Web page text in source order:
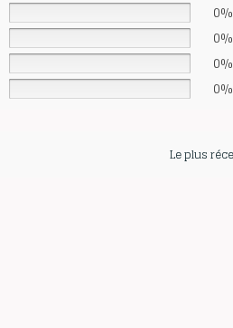
0%
0%
0%
0%